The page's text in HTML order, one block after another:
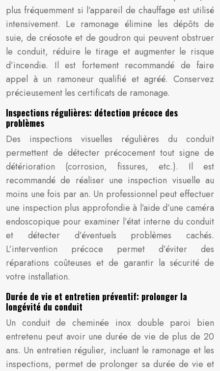
plus fréquemment si l’appareil de chauffage est utilisé
intensivement. Le ramonage élimine les dépôts de
suie, de créosote et de goudron qui peuvent obstruer
le conduit, réduire le tirage et augmenter le risque
d’incendie. Il est fortement recommandé de faire
appel à un ramoneur qualifié et agréé. Conservez
précieusement les certificats de ramonage.
Inspections régulières: détection précoce des
problèmes
Des inspections visuelles régulières du conduit
permettent de détecter précocement tout signe de
détérioration (corrosion, fissures, etc.). Il est
recommandé de réaliser une inspection visuelle au
moins une fois par an. Un professionnel peut effectuer
une inspection plus approfondie à l’aide d’une caméra
endoscopique pour examiner l’état interne du conduit
et détecter d’éventuels problèmes cachés.
L’intervention précoce permet d’éviter des
réparations coûteuses et de garantir la sécurité de
votre installation.
Durée de vie et entretien préventif: prolonger la
longévité du conduit
Un conduit de cheminée inox double paroi bien
entretenu peut avoir une durée de vie de plus de 20
ans. Un entretien régulier, incluant le ramonage et les
inspections, permet de prolonger sa durée de vie et